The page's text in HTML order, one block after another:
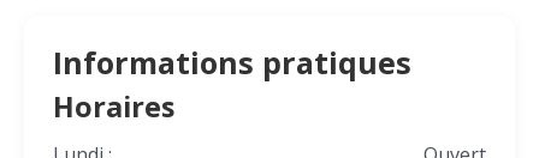
Informations pratiques
Horaires